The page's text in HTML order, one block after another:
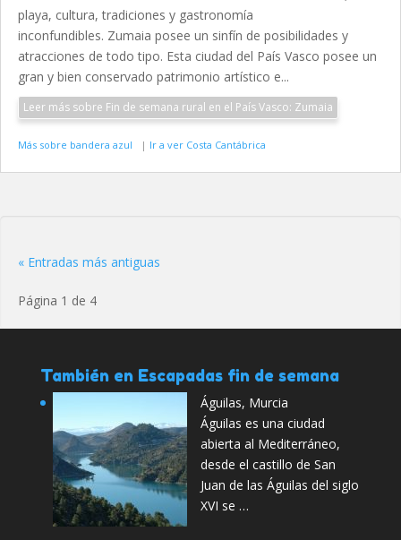
playa, cultura, tradiciones y gastronomía
inconfundibles. Zumaia posee un sinfín de posibilidades y
atracciones de todo tipo. Esta ciudad del País Vasco posee un
gran y bien conservado patrimonio artístico e...
Leer más sobre Fin de semana rural en el País Vasco: Zumaia
Más sobre bandera azul | Ir a ver Costa Cantábrica
« Entradas más antiguas
Página 1 de 4
También en Escapadas fin de semana
Águilas, Murcia
Águilas es una ciudad
abierta al Mediterráneo,
desde el castillo de San
Juan de las Águilas del siglo
XVI se …